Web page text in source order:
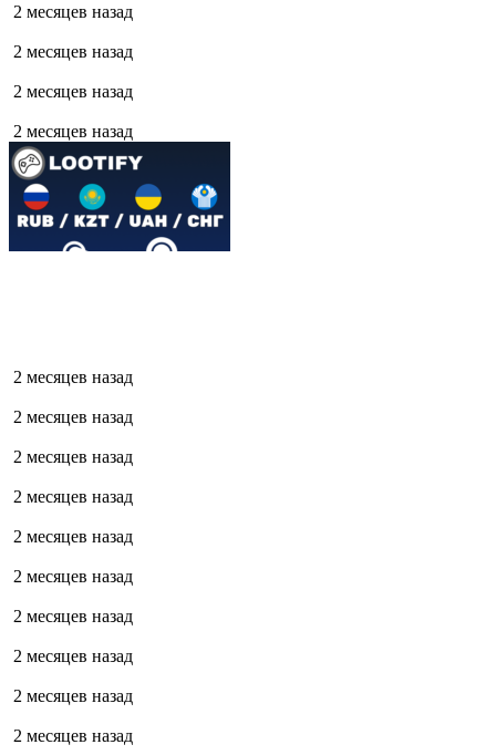
2 месяцев назад
2 месяцев назад
2 месяцев назад
2 месяцев назад
2 месяцев назад
2 месяцев назад
2 месяцев назад
2 месяцев назад
2 месяцев назад
2 месяцев назад
2 месяцев назад
2 месяцев назад
2 месяцев назад
2 месяцев назад